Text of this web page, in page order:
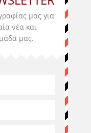
μας για
νέα και
μας.